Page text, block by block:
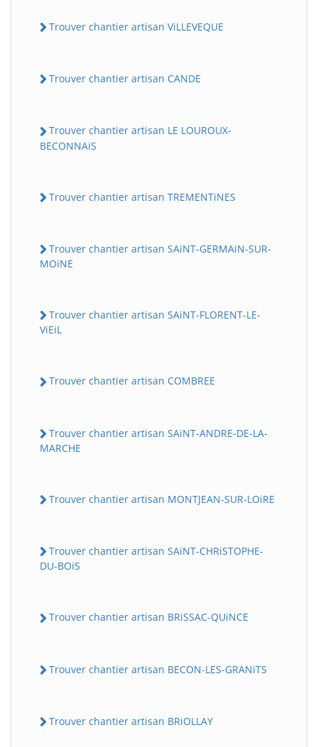
Trouver chantier artisan ViLLEVEQUE
Trouver chantier artisan CANDE
Trouver chantier artisan LE LOUROUX-
BECONNAiS
Trouver chantier artisan TREMENTiNES
Trouver chantier artisan SAiNT-GERMAiN-SUR-
MOiNE
Trouver chantier artisan SAiNT-FLORENT-LE-
ViEiL
Trouver chantier artisan COMBREE
Trouver chantier artisan SAiNT-ANDRE-DE-LA-
MARCHE
Trouver chantier artisan MONTJEAN-SUR-LOiRE
Trouver chantier artisan SAiNT-CHRiSTOPHE-
DU-BOiS
Trouver chantier artisan BRiSSAC-QUiNCE
Trouver chantier artisan BECON-LES-GRANiTS
Trouver chantier artisan BRiOLLAY